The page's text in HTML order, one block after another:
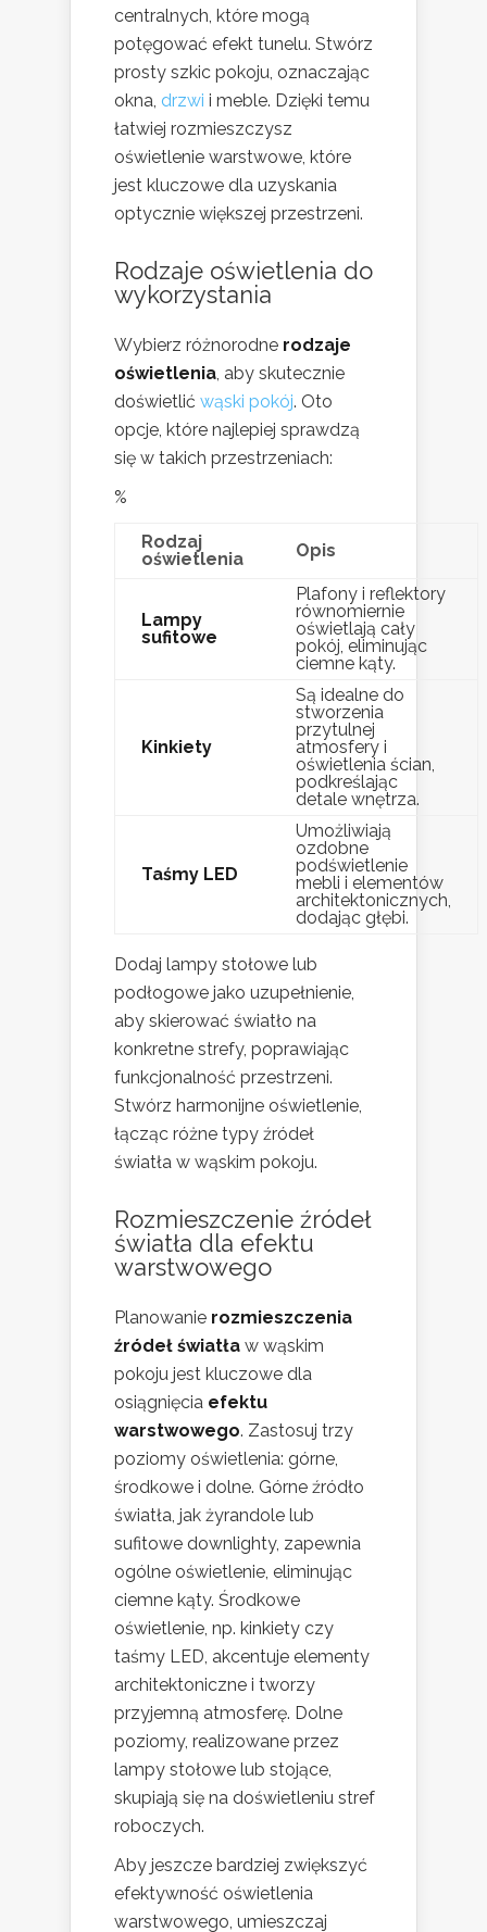
centralnych, które mogą
potęgować efekt tunelu. Stwórz
prosty szkic pokoju, oznaczając
okna, drzwi i meble. Dzięki temu
łatwiej rozmieszczysz
oświetlenie warstwowe, które
jest kluczowe dla uzyskania
optycznie większej przestrzeni.
Rodzaje oświetlenia do
wykorzystania
Wybierz różnorodne rodzaje
oświetlenia, aby skutecznie
doświetlić wąski pokój. Oto
opcje, które najlepiej sprawdzą
się w takich przestrzeniach:
%
Rodzaj
oświetlenia
Opis
Lampy
sufitowe
Plafony i reflektory
równomiernie
oświetlają cały
pokój, eliminując
ciemne kąty.
Kinkiety
Są idealne do
stworzenia
przytulnej
atmosfery i
oświetlenia ścian,
podkreślając
detale wnętrza.
Taśmy LED
Umożliwiają
ozdobne
podświetlenie
mebli i elementów
architektonicznych,
dodając głębi.
Dodaj lampy stołowe lub
podłogowe jako uzupełnienie,
aby skierować światło na
konkretne strefy, poprawiając
funkcjonalność przestrzeni.
Stwórz harmonijne oświetlenie,
łącząc różne typy źródeł
światła w wąskim pokoju.
Rozmieszczenie źródeł
światła dla efektu
warstwowego
Planowanie rozmieszczenia
źródeł światła w wąskim
pokoju jest kluczowe dla
osiągnięcia efektu
warstwowego. Zastosuj trzy
poziomy oświetlenia: górne,
środkowe i dolne. Górne źródło
światła, jak żyrandole lub
sufitowe downlighty, zapewnia
ogólne oświetlenie, eliminując
ciemne kąty. Środkowe
oświetlenie, np. kinkiety czy
taśmy LED, akcentuje elementy
architektoniczne i tworzy
przyjemną atmosferę. Dolne
poziomy, realizowane przez
lampy stołowe lub stojące,
skupiają się na doświetleniu stref
roboczych.
Aby jeszcze bardziej zwiększyć
efektywność oświetlenia
warstwowego, umieszczaj